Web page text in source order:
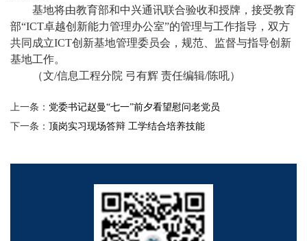
基地将由教育部和中兴通讯联合验收和授牌，接受教育
部“ICT卓越创新能力管理办公室”的管理与工作指导，双方
共同成立ICT创新基地管理委员会，规范、监督与指导创新
基地工作。
（文/信息工程分院 弓有辉 责任编辑/陈吼）
上一条： 党委书记赵曼“七一”前夕看望慰问老党员
下一条： 顶岗实习现场答辩 工学结合培养技能